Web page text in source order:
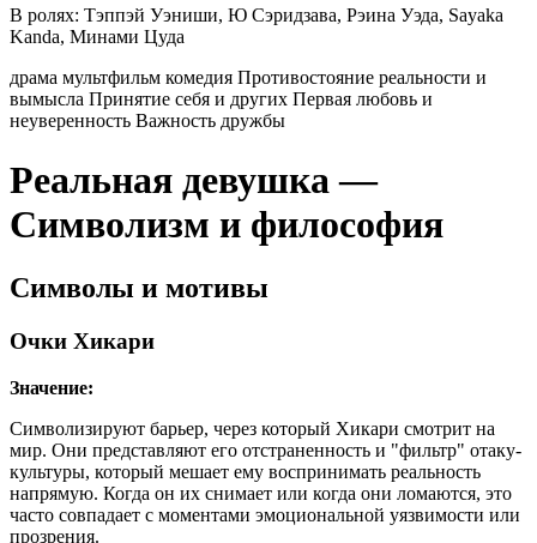
В ролях: Тэппэй Уэниши, Ю Сэридзава, Рэина Уэда, Sayaka
Kanda, Минами Цуда
драма мультфильм комедия Противостояние реальности и
вымысла Принятие себя и других Первая любовь и
неуверенность Важность дружбы
Реальная девушка —
Символизм и философия
Символы и мотивы
Очки Хикари
Значение:
Символизируют барьер, через который Хикари смотрит на
мир. Они представляют его отстраненность и "фильтр" отаку-
культуры, который мешает ему воспринимать реальность
напрямую. Когда он их снимает или когда они ломаются, это
часто совпадает с моментами эмоциональной уязвимости или
прозрения.